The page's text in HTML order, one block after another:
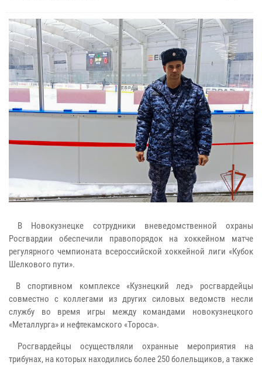
В Новокузнецке сотрудники вневедомственной охраны
Росгвардии обеспечили правопорядок на хоккейном матче
регулярного чемпионата всероссийской хоккейной лиги «Кубок
Шелкового пути».
В спортивном комплексе «Кузнецкий лед» росгвардейцы
совместно с коллегами из других силовых ведомств несли
службу во время игры между командами новокузнецкого
«Металлурга» и нефтекамского «Тороса».
Росгвардейцы осуществляли охранные мероприятия на
трибунах, на которых находились более 250 болельщиков, а также